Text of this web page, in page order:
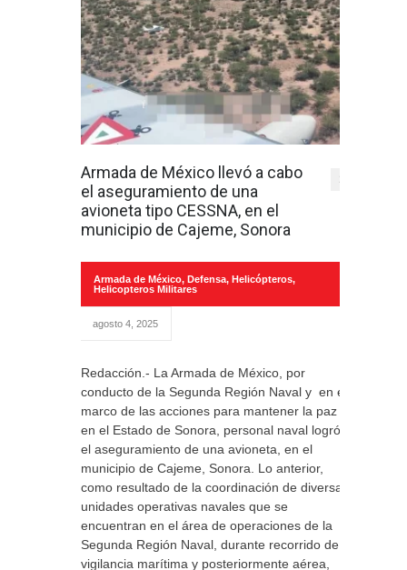
Armada de México llevó a cabo
el aseguramiento de una
avioneta tipo CESSNA, en el
municipio de Cajeme, Sonora
1
Armada de México, Defensa, Helicópteros,
Helicopteros Militares
agosto 4, 2025
Redacción.- La Armada de México, por
conducto de la Segunda Región Naval y en el
marco de las acciones para mantener la paz
en el Estado de Sonora, personal naval logró
el aseguramiento de una avioneta, en el
municipio de Cajeme, Sonora. Lo anterior,
como resultado de la coordinación de diversas
unidades operativas navales que se
encuentran en el área de operaciones de la
Segunda Región Naval, durante recorrido de
vigilancia marítima y posteriormente aérea,